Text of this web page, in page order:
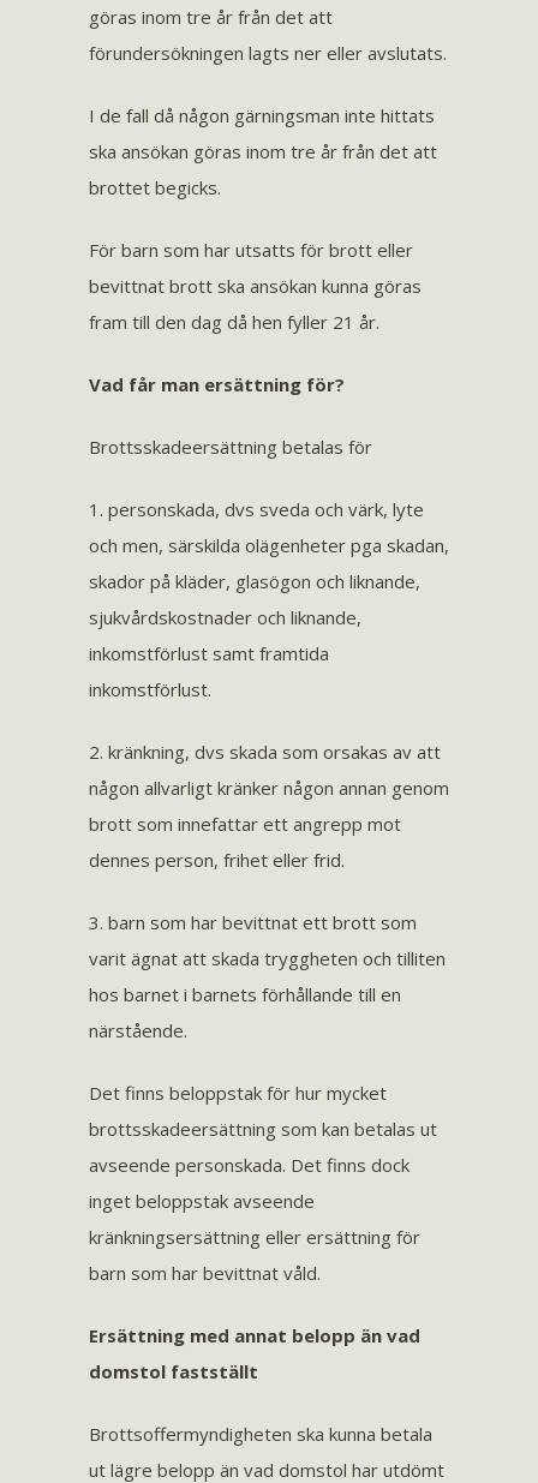
göras inom tre år från det att
förundersökningen lagts ner eller avslutats.
I de fall då någon gärningsman inte hittats
ska ansökan göras inom tre år från det att
brottet begicks.
För barn som har utsatts för brott eller
bevittnat brott ska ansökan kunna göras
fram till den dag då hen fyller 21 år.
Vad får man ersättning för?
Brottsskadeersättning betalas för
1. personskada, dvs sveda och värk, lyte
och men, särskilda olägenheter pga skadan,
skador på kläder, glasögon och liknande,
sjukvårdskostnader och liknande,
inkomstförlust samt framtida
inkomstförlust.
2. kränkning, dvs skada som orsakas av att
någon allvarligt kränker någon annan genom
brott som innefattar ett angrepp mot
dennes person, frihet eller frid.
3. barn som har bevittnat ett brott som
varit ägnat att skada tryggheten och tilliten
hos barnet i barnets förhållande till en
närstående.
Det finns beloppstak för hur mycket
brottsskadeersättning som kan betalas ut
avseende personskada. Det finns dock
inget beloppstak avseende
kränkningsersättning eller ersättning för
barn som har bevittnat våld.
Ersättning med annat belopp än vad
domstol fastställt
Brottsoffermyndigheten ska kunna betala
ut lägre belopp än vad domstol har utdömt